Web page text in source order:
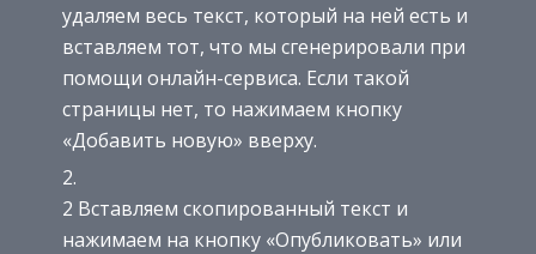
удаляем весь текст, который на ней есть и
вставляем тот, что мы сгенерировали при
помощи онлайн-сервиса. Если такой
страницы нет, то нажимаем кнопку
«Добавить новую» вверху.
2 Вставляем скопированный текст и
нажимаем на кнопку «Опубликовать» или